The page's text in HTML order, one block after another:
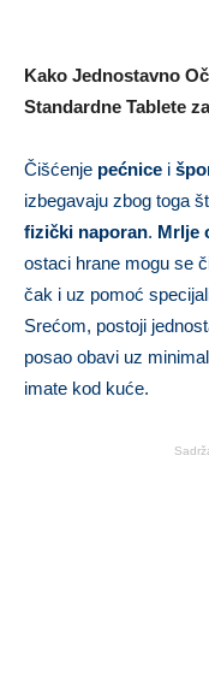
Kako Jednostavno
Standardne Tablete
Čišćenje pećnice i
izbegavaju zbog toga
fizički naporan. Mrlje
ostaci hrane mogu se
čak i uz pomoć
Srećom, postoji
posao obavi uz
imate kod kuće.